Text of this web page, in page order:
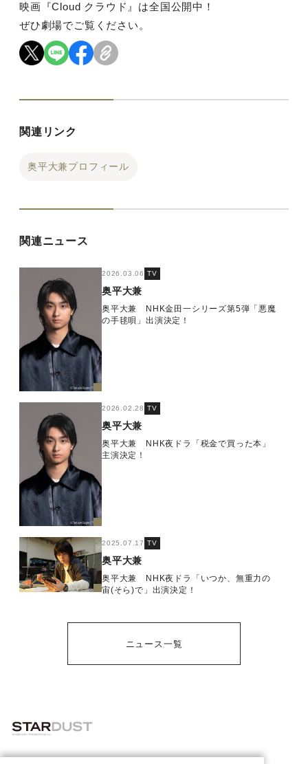
映画『Cloud クラウド』は全国公開中！
ぜひ劇場でご覧ください。
関連リンク
奥平大兼プロフィール
関連ニュース
2026.03.06 TV
奥平大兼
奥平大兼 NHK金田一シリーズ第5弾「悪魔
の手毬唄」出演決定！
2026.02.28 TV
奥平大兼
奥平大兼 NHK夜ドラ「税金で買った本」
主演決定！
2025.07.17 TV
奥平大兼
奥平大兼 NHK夜ドラ「いつか、無重力の
宙(そら)で」出演決定！
ニュース一覧